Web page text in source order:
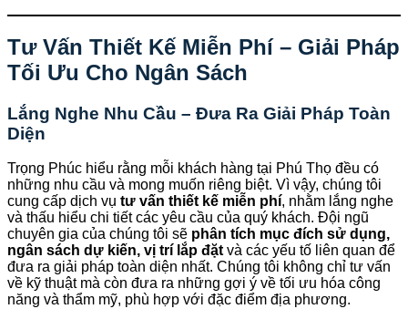
Tư Vấn Thiết Kế Miễn Phí – Giải Pháp
Tối Ưu Cho Ngân Sách
Lắng Nghe Nhu Cầu – Đưa Ra Giải Pháp Toàn
Diện
Trọng Phúc hiểu rằng mỗi khách hàng tại Phú Thọ đều có
những nhu cầu và mong muốn riêng biệt. Vì vậy, chúng tôi
cung cấp dịch vụ tư vấn thiết kế miễn phí, nhằm lắng nghe
và thấu hiểu chi tiết các yêu cầu của quý khách. Đội ngũ
chuyên gia của chúng tôi sẽ phân tích mục đích sử dụng,
ngân sách dự kiến, vị trí lắp đặt và các yếu tố liên quan để
đưa ra giải pháp toàn diện nhất. Chúng tôi không chỉ tư vấn
về kỹ thuật mà còn đưa ra những gợi ý về tối ưu hóa công
năng và thẩm mỹ, phù hợp với đặc điểm địa phương.